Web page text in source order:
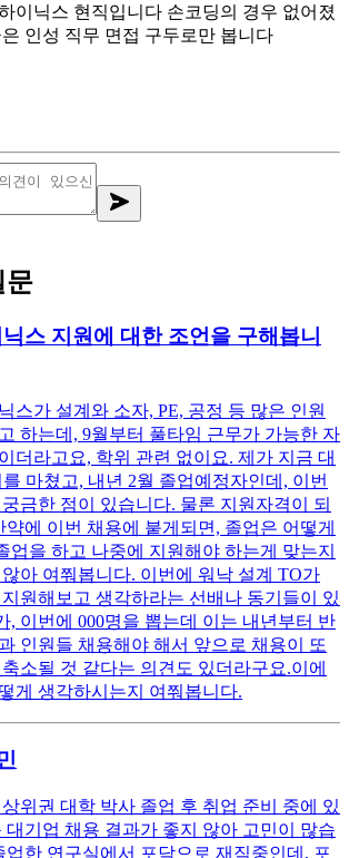
이닉스 현직입니다 손코딩의 경우 없어졌
인성 직무 면접 구두로만 봅니다
문
스 지원에 대한 조언을 구해봅니
스가 설계와 소자, PE, 공정 등 많은 인원
하는데, 9월부터 풀타임 근무가 가능한 자
더라고요, 학위 관련 없이요. 제가 지금 대
마쳤고, 내년 2월 졸업예정자인데, 이번
금한 점이 있습니다. 물론 지원자격이 되
약에 이번 채용에 붙게되면, 졸업은 어떻게
업을 하고 나중에 지원해야 하는게 맞는지
아 여쭤봅니다. 이번에 워낙 설계 TO가
원해보고 생각하라는 선배나 동기들이 있
, 이번에 000명을 뽑는데 이는 내년부터 반
인원들 채용해야 해서 앞으로 채용이 또
소될 것 같다는 의견도 있더라구요.이에
게 생각하시는지 여쭤봅니다.
위권 대학 박사 졸업 후 취업 준비 중에 있
대기업 채용 결과가 좋지 않아 고민이 많습
업한 연구실에서 포닥으로 재직중인데, 포